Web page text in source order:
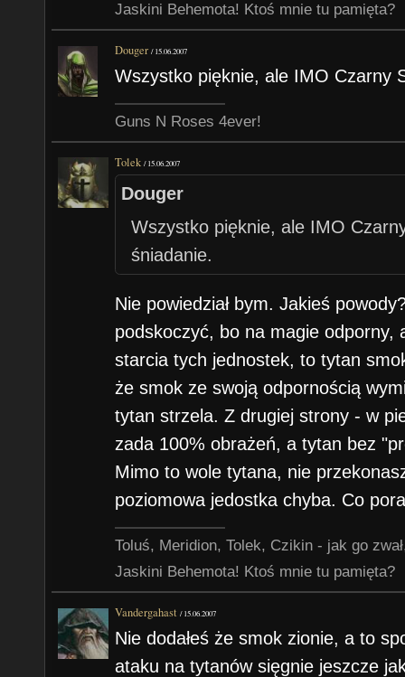
Jaskini Behemota! Ktoś mnie tu pamięta?
Douger /15.06.2007
Wszystko pięknie, ale IMO Czarny
Guns N Roses 4ever!
Tolek /15.06.2007
Douger
Wszystko pięknie, ale IMO
śniadanie.
Nie powiedział bym. Jakieś
podskoczyć, bo na magie odporny,
starcia tych jednostek, to tytan
że smok ze swoją odpornością
tytan strzela. Z drugiej strony - w
zada 100% obrażeń, a tytan bez
Mimo to wole tytana, nie
poziomowa jedostka chyba. Co
Toluś, Meridion, Tolek, Czikin - jak go
Jaskini Behemota! Ktoś mnie tu pamięta?
Vandergahast /15.06.2007
Nie dodałeś że smok zionie, a to
ataku na tytanów sięgnie jeszcze